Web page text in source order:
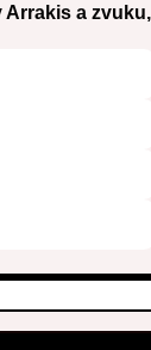
Arrakis a zvuku,